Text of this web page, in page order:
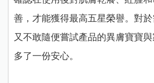
善，才能獲得最高五星榮譽。對於
又不敢隨便嘗試產品的異膚寶寶
多了一份安心。